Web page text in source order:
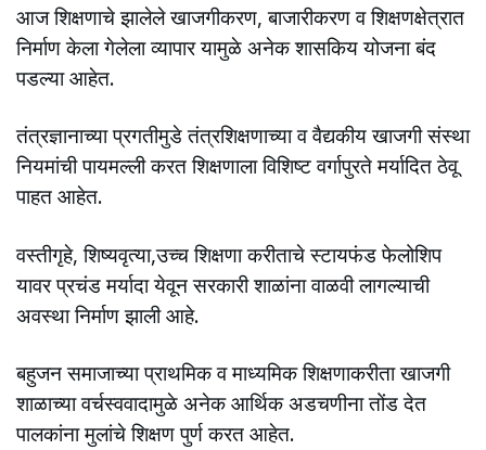
आज शिक्षणाचे झालेले खाजगीकरण, बाजारीकरण व शिक्षणक्षेत्रात
निर्माण केला गेलेला व्यापार यामुळे‌ अनेक शासकिय योजना बंद
पडल्या आहेत.
तंत्रज्ञानाच्या प्रगतीमुडे तंत्रशिक्षणाच्या व वैद्यकीय खाजगी संस्था
नियमांची पायमल्ली करत शिक्षणाला विशिष्ट वर्गापुरते मर्यादित ठेवू
पाहत आहेत.
वस्तीगृहे, शिष्यवृत्या,उच्च शिक्षणा करीताचे स्टायफंड फेलोशिप
यावर प्रचंड मर्यादा येवून सरकारी शाळांना वाळवी लागल्याची
अवस्था निर्माण झाली आहे.
बहुजन समाजाच्या प्राथमिक व माध्यमिक शिक्षणाकरीता खाजगी
शाळाच्या वर्चस्ववादामुळे अनेक आर्थिक अडचणीना तोंड देत
पालकांना मुलांचे शिक्षण पुर्ण करत आहेत.